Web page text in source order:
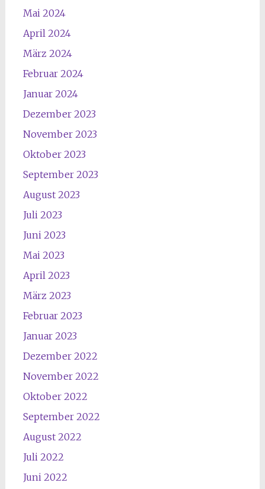
Mai 2024
April 2024
März 2024
Februar 2024
Januar 2024
Dezember 2023
November 2023
Oktober 2023
September 2023
August 2023
Juli 2023
Juni 2023
Mai 2023
April 2023
März 2023
Februar 2023
Januar 2023
Dezember 2022
November 2022
Oktober 2022
September 2022
August 2022
Juli 2022
Juni 2022